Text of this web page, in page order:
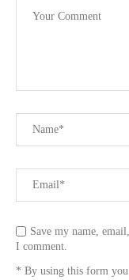
Save my name,
I comment.
* By using this form